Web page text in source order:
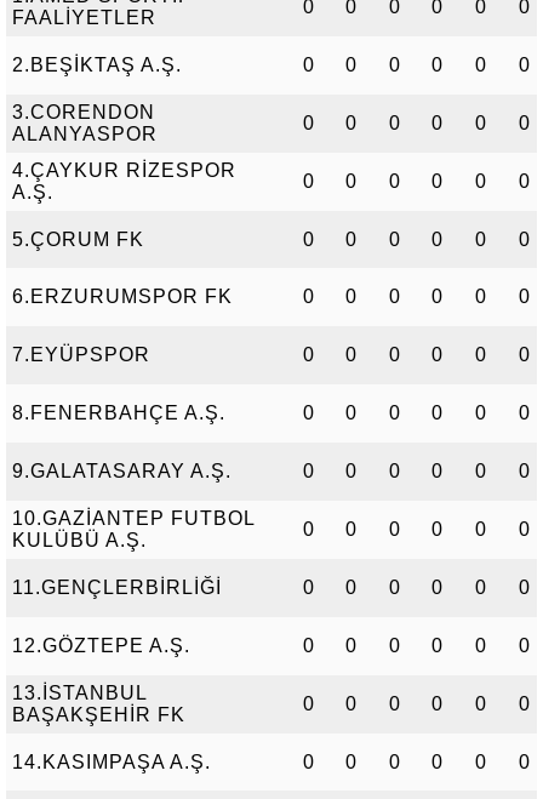
FAALİYETLER
0 0 0 0 0 0
2.BEŞİKTAŞ A.Ş. 0 0 0 0 0 0
3.CORENDON
ALANYASPOR
0 0 0 0 0 0
4.ÇAYKUR RİZESPOR
A.Ş.
0 0 0 0 0 0
5.ÇORUM FK 0 0 0 0 0 0
6.ERZURUMSPOR FK 0 0 0 0 0 0
7.EYÜPSPOR 0 0 0 0 0 0
8.FENERBAHÇE A.Ş. 0 0 0 0 0 0
9.GALATASARAY A.Ş. 0 0 0 0 0 0
10.GAZİANTEP FUTBOL
KULÜBÜ A.Ş.
0 0 0 0 0 0
11.GENÇLERBİRLİĞİ 0 0 0 0 0 0
12.GÖZTEPE A.Ş. 0 0 0 0 0 0
13.İSTANBUL
BAŞAKŞEHİR FK
0 0 0 0 0 0
14.KASIMPAŞA A.Ş. 0 0 0 0 0 0